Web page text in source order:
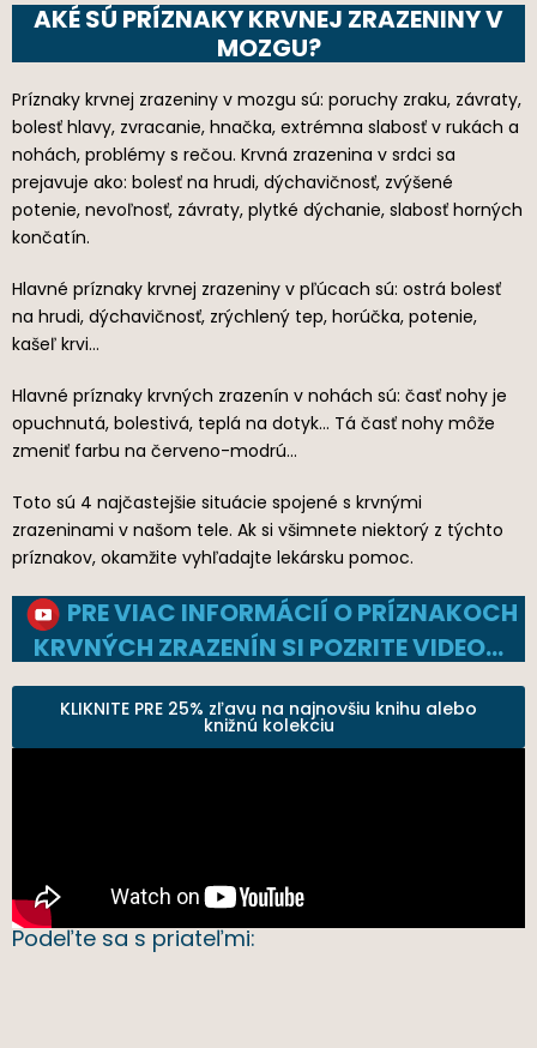
AKÉ SÚ PRÍZNAKY KRVNEJ ZRAZENINY V
MOZGU?
Príznaky krvnej zrazeniny v mozgu sú: poruchy zraku, závraty,
bolesť hlavy, zvracanie, hnačka, extrémna slabosť v rukách a
nohách, problémy s rečou. Krvná zrazenina v srdci sa
prejavuje ako: bolesť na hrudi, dýchavičnosť, zvýšené
potenie, nevoľnosť, závraty, plytké dýchanie, slabosť horných
končatín.
Hlavné príznaky krvnej zrazeniny v pľúcach sú: ostrá bolesť
na hrudi, dýchavičnosť, zrýchlený tep, horúčka, potenie,
kašeľ krvi…
Hlavné príznaky krvných zrazenín v nohách sú: časť nohy je
opuchnutá, bolestivá, teplá na dotyk… Tá časť nohy môže
zmeniť farbu na červeno-modrú…
Toto sú 4 najčastejšie situácie spojené s krvnými
zrazeninami v našom tele. Ak si všimnete niektorý z týchto
príznakov, okamžite vyhľadajte lekársku pomoc.
PRE VIAC INFORMÁCIÍ O PRÍZNAKOCH
KRVNÝCH ZRAZENÍN SI POZRITE VIDEO…
KLIKNITE PRE 25% zľavu na najnovšiu knihu alebo
knižnú kolekciu
Podeľte sa s priateľmi: